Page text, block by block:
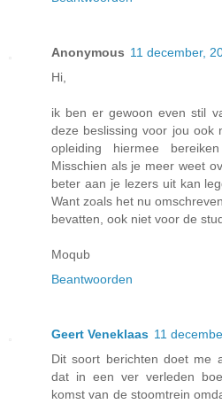
Anonymous 11 december,
Hi,
ik ben er gewoon even stil
deze beslissing voor jou ook
opleiding hiermee
Misschien als je meer weet
beter aan je lezers uit kan
Want zoals het nu
bevatten, ook niet voor de
Moqub
Beantwoorden
Geert Veneklaas 11
Dit soort berichten doet me
dat in een ver verleden
komst van de stoomtrein